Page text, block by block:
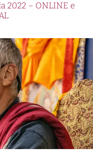
2022 – ONLINE e